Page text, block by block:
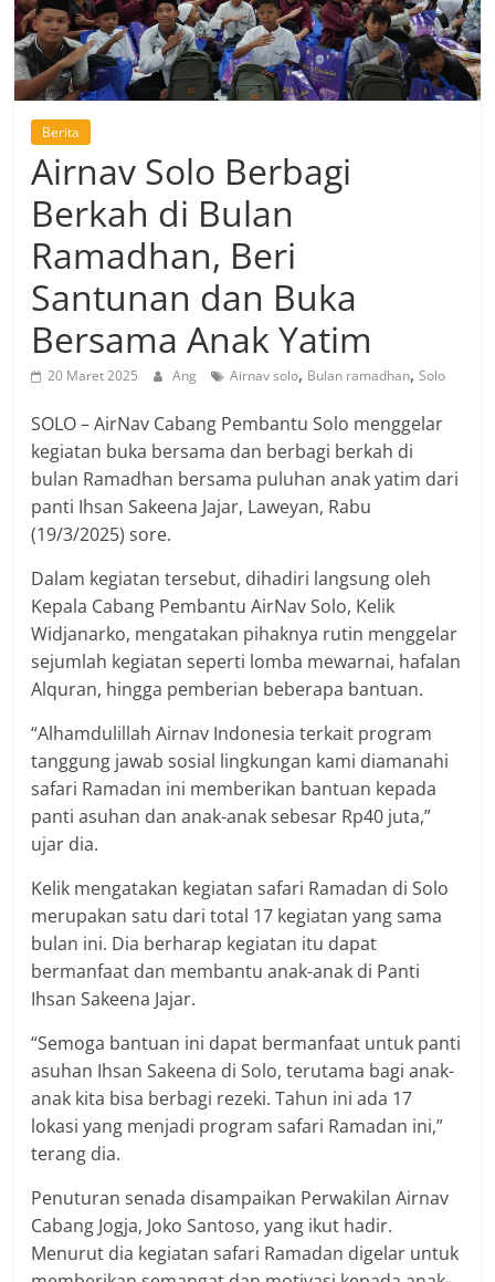
Berita
Airnav Solo Berbagi
Berkah di Bulan
Ramadhan, Beri
Santunan dan Buka
Bersama Anak Yatim
20 Maret 2025 Ang Airnav solo, Bulan ramadhan,Solo
SOLO – AirNav Cabang Pembantu Solo menggelar
kegiatan buka bersama dan berbagi berkah di
bulan Ramadhan bersama puluhan anak yatim dari
panti Ihsan Sakeena Jajar, Laweyan, Rabu
(19/3/2025) sore.
Dalam kegiatan tersebut, dihadiri langsung oleh
Kepala Cabang Pembantu AirNav Solo, Kelik
Widjanarko, mengatakan pihaknya rutin menggelar
sejumlah kegiatan seperti lomba mewarnai, hafalan
Alquran, hingga pemberian beberapa bantuan.
“Alhamdulillah Airnav Indonesia terkait program
tanggung jawab sosial lingkungan kami diamanahi
safari Ramadan ini memberikan bantuan kepada
panti asuhan dan anak-anak sebesar Rp40 juta,”
ujar dia.
Kelik mengatakan kegiatan safari Ramadan di Solo
merupakan satu dari total 17 kegiatan yang sama
bulan ini. Dia berharap kegiatan itu dapat
bermanfaat dan membantu anak-anak di Panti
Ihsan Sakeena Jajar.
“Semoga bantuan ini dapat bermanfaat untuk panti
asuhan Ihsan Sakeena di Solo, terutama bagi anak-
anak kita bisa berbagi rezeki. Tahun ini ada 17
lokasi yang menjadi program safari Ramadan ini,”
terang dia.
Penuturan senada disampaikan Perwakilan Airnav
Cabang Jogja, Joko Santoso, yang ikut hadir.
Menurut dia kegiatan safari Ramadan digelar untuk